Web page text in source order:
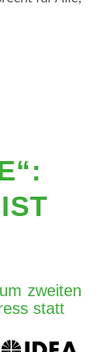
zweiten
statt